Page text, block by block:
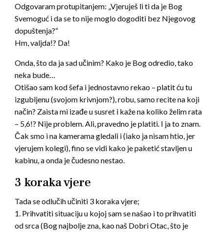
Odgovaram protupitanjem: „Vjeruješ li ti da je Bog
Svemoguć i da se to nije moglo dogoditi bez Njegovog
dopuštenja?“
Hm, valjda!? Da!
Onda, što da ja sad učinim? Kako je Bog odredio, tako
neka bude…
Otišao sam kod šefa i jednostavno rekao – platit ću tu
izgubljenu (svojom krivnjom?), robu, samo recite na koji
način? Zaista mi izađe u susret i kaže na koliko želim rata
– 5,6!? Nije problem. Ali, pravedno je platiti. I ja to znam.
Čak smo i na kamerama gledali i (iako ja nisam htio, jer
vjerujem kolegi), fino se vidi kako je paketić stavljen u
kabinu, a onda je čudesno nestao.
3 koraka vjere
Tada se odlučih učiniti 3 koraka vjere;
1. Prihvatiti situaciju u kojoj sam se našao i to prihvatiti
od srca (Bog najbolje zna, kao naš Dobri Otac, što je